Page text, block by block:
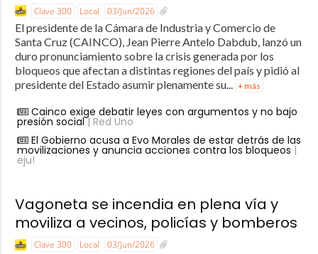
Clave 300 Local 03/Jun/2026
El presidente de la Cámara de Industria y Comercio de
Santa Cruz (CAINCO), Jean Pierre Antelo Dabdub, lanzó un
duro pronunciamiento sobre la crisis generada por los
bloqueos que afectan a distintas regiones del país y pidió al
presidente del Estado asumir plenamente su... + más
Cainco exige debatir leyes con argumentos y no bajo
presión social| Red Uno
El Gobierno acusa a Evo Morales de estar detrás de las
movilizaciones y anuncia acciones contra los bloqueos |
eju!
Vagoneta se incendia en plena vía y
moviliza a vecinos, policías y bomberos
Clave 300 Local 03/Jun/2026